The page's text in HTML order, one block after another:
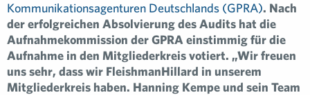
Kommunikationsagenturen Deutschlands (GPRA). Nach
der erfolgreichen Absolvierung des Audits hat die
Aufnahmekommission der GPRA einstimmig für die
Aufnahme in den Mitgliederkreis votiert. „Wir freuen
uns sehr, dass wir FleishmanHillard in unserem
Mitgliederkreis haben. Hanning Kempe und sein Team